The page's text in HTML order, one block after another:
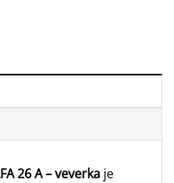
26 A – veverka je